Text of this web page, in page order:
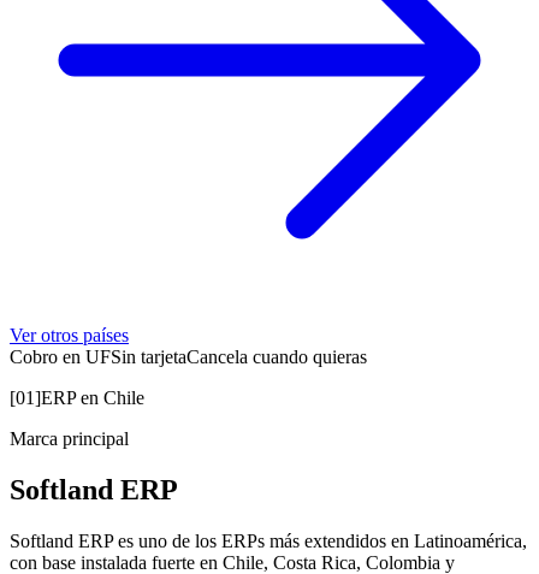
Ver otros países
Cobro en UFSin tarjetaCancela cuando quieras
[01]ERP en Chile
Marca principal
Softland ERP
Softland ERP es uno de los ERPs más extendidos en Latinoamérica,
con base instalada fuerte en Chile, Costa Rica, Colombia y